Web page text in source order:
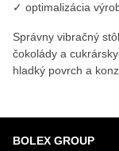
✓ optimalizácia
Správny vibračný
čokolády a
hladký povrch a
BOLEX GROUP